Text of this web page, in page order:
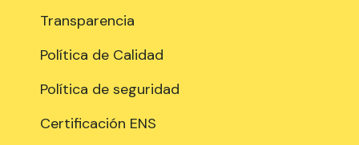
Transparencia
Política de Calidad
Política de seguridad
Certificación ENS